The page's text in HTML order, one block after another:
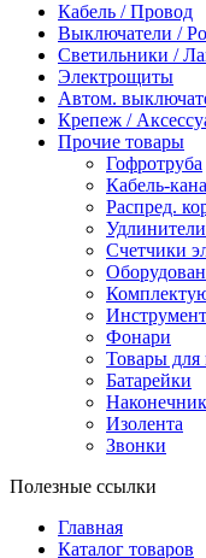
Кабель / Провод
Выключатели /
Светильники /
Электрощиты
Автом.
Крепеж /
Прочие товары
Гофротруба
Кабель-
Распред.
Счетчики
Инструмент
Фонари
Товары для
Батарейки
Изолента
Звонки
Полезные ссылки
Главная
Каталог товаров